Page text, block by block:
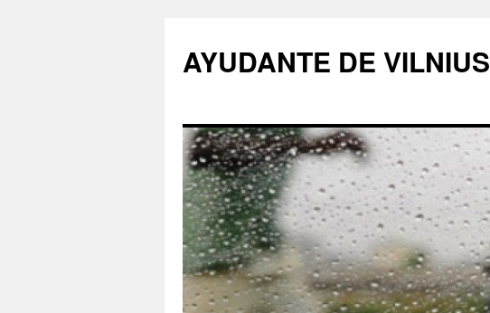
AYUDANTE DE VILNIUS